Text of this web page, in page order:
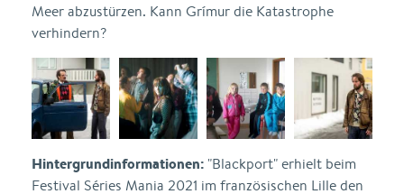
Meer abzustürzen. Kann Grímur die Katastrophe
verhindern?
Hintergrundinformationen: "Blackport" erhielt beim
Festival Séries Mania 2021 im französischen Lille den